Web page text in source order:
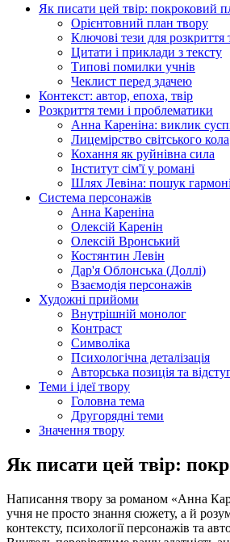
Як писати цей твір: покроковий
Орієнтовний план твору
Ключові тези для розкриття
Цитати і приклади з тексту
Типові помилки учнів
Чеклист перед здачею
Контекст: автор, епоха, твір
Розкриття теми і проблематики
Анна Кареніна: виклик
Лицемірство світського кола
Кохання як руйнівна сила
Інститут сім'ї у романі
Шлях Левіна: пошук
Система персонажів
Анна Кареніна
Олексій Каренін
Олексій Вронський
Костянтин Левін
Дар'я Облонська (Доллі)
Взаємодія персонажів
Художні прийоми
Внутрішній монолог
Контраст
Символіка
Психологічна деталізація
Авторська позиція та
Теми і ідеї твору
Головна тема
Другорядні теми
Значення твору
Як писати цей твір:
Написання твору за романом «Анна
учня не просто знання сюжету, а й
контексту, психології персонажів та